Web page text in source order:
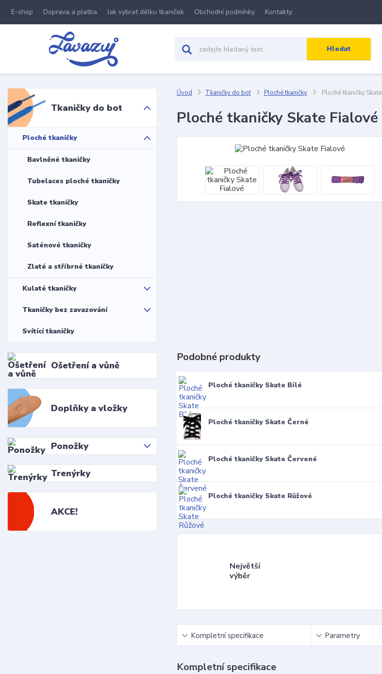
E-shop Doprava a platba Jak vybrat délku tkaniček Obchodní podmínky Kontakty
Hledat
Tkaničky do bot
Ploché tkaničky
Bavlněné tkaničky
Tubelaces ploché tkaničky
Skate tkaničky
Reflexní tkaničky
Saténové tkaničky
Zlaté a stříbrné tkaničky
Kulaté tkaničky
Tkaničky bez zavazování
Svítící tkaničky
Ošetření a vůně
Doplňky a vložky
Ponožky
Trenýrky
AKCE!
Úvod Tkaničky do bot Ploché tkaničky Ploché tkaničky
Ploché tkaničky Skate Fialové
Podobné produkty
Ploché tkaničky Skate Bílé
Ploché tkaničky Skate Černé
Ploché tkaničky Skate Červené
Ploché tkaničky Skate Růžové
Největší
výběr
Kompletní specifikace Parametry
Kompletní specifikace